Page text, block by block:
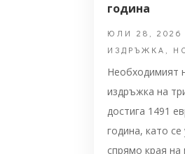
година
ЮЛИ 28, 2026
ИЗДРЪЖКА
Необходимият
издръжка на
достига 1491
година, като
спрямо края на